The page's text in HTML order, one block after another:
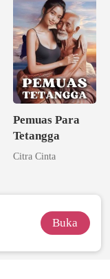
Pemuas Para
Tetangga
Citra Cinta
Buka